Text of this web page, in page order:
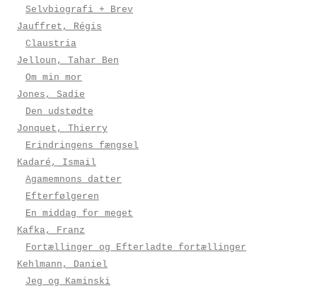
Selvbiografi + Brev
Jauffret, Régis
Claustria
Jelloun, Tahar Ben
Om min mor
Jones, Sadie
Den udstødte
Jonquet, Thierry
Erindringens fængsel
Kadaré, Ismail
Agamemnons datter
Efterfølgeren
En middag for meget
Kafka, Franz
Fortællinger og Efterladte fortællinger
Kehlmann, Daniel
Jeg og Kaminski